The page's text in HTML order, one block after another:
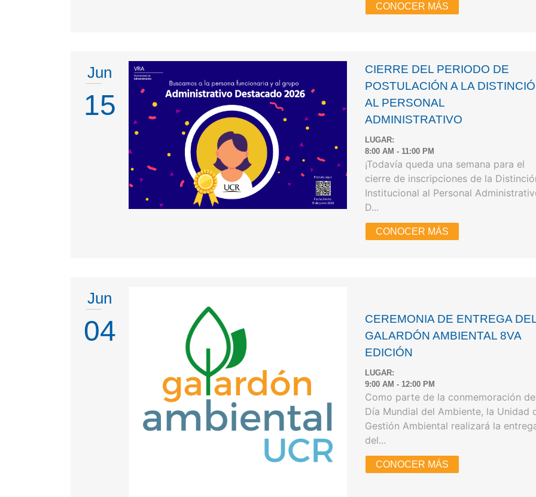
CONOCER MÁS
Jun
15
CIERRE DEL PERIODO DE
POSTULACIÓN A LA
AL PERSONAL
ADMINISTRATIVO
LUGAR:
8:00 AM - 11:00 PM
¡Todavía queda una semana para el
cierre de inscripciones de la
Institucional al Personal
D...
CONOCER MÁS
Jun
04
CEREMONIA DE ENTREGA
GALARDÓN AMBIENTAL 8VA
EDICIÓN
LUGAR:
9:00 AM - 12:00 PM
Como parte de la conmemoración
Día Mundial del Ambiente, la Unidad
Gestión Ambiental realizará la
del...
CONOCER MÁS